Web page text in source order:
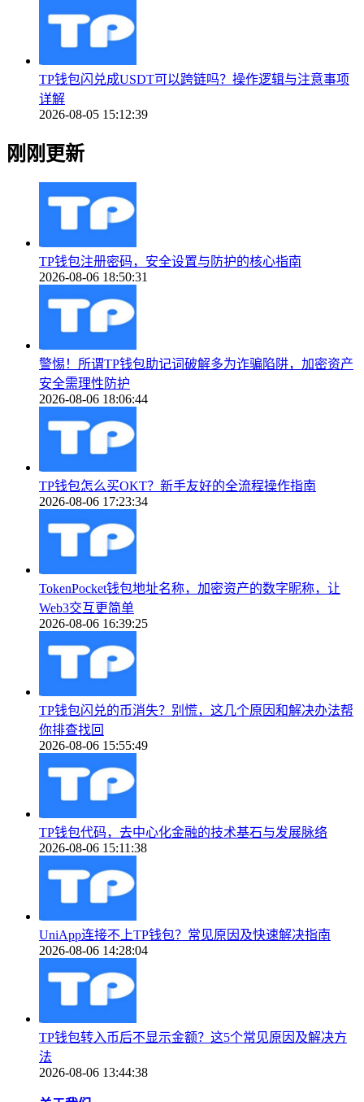
TP钱包闪兑成USDT可以跨链吗？操作逻辑与注意事项
详解
2026-08-05 15:12:39
刚刚更新
TP钱包注册密码，安全设置与防护的核心指南
2026-08-06 18:50:31
警惕！所谓TP钱包助记词破解多为诈骗陷阱，加密资产
安全需理性防护
2026-08-06 18:06:44
TP钱包怎么买OKT？新手友好的全流程操作指南
2026-08-06 17:23:34
TokenPocket钱包地址名称，加密资产的数字昵称，让
Web3交互更简单
2026-08-06 16:39:25
TP钱包闪兑的币消失？别慌，这几个原因和解决办法帮
你排查找回
2026-08-06 15:55:49
TP钱包代码，去中心化金融的技术基石与发展脉络
2026-08-06 15:11:38
UniApp连接不上TP钱包？常见原因及快速解决指南
2026-08-06 14:28:04
TP钱包转入币后不显示金额？这5个常见原因及解决方
法
2026-08-06 13:44:38